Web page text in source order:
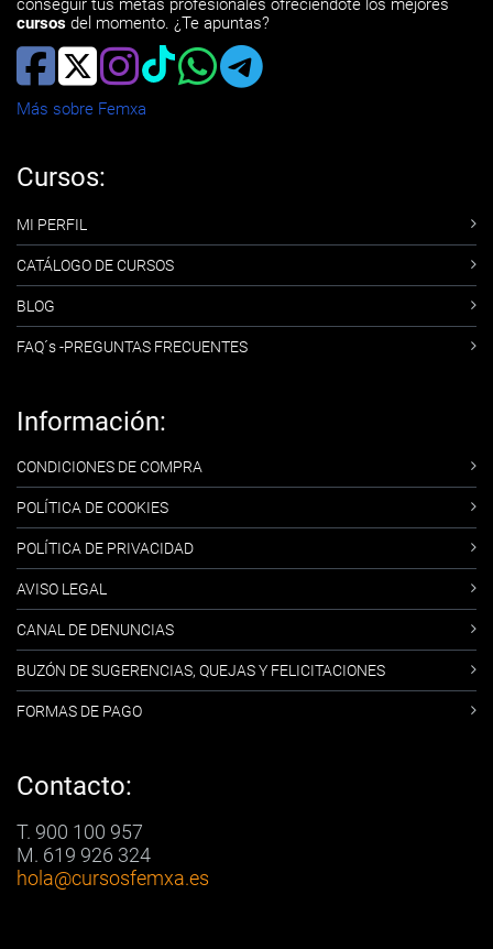
conseguir tus metas profesionales ofreciéndote los mejores
cursos del momento. ¿Te apuntas?
Más sobre Femxa
Cursos:
MI PERFIL
CATÁLOGO DE CURSOS
BLOG
FAQ´s -PREGUNTAS FRECUENTES
Información:
CONDICIONES DE COMPRA
POLÍTICA DE COOKIES
POLÍTICA DE PRIVACIDAD
AVISO LEGAL
CANAL DE DENUNCIAS
BUZÓN DE SUGERENCIAS, QUEJAS Y FELICITACIONES
FORMAS DE PAGO
Contacto:
T. 900 100 957
M. 619 926 324
hola@cursosfemxa.es